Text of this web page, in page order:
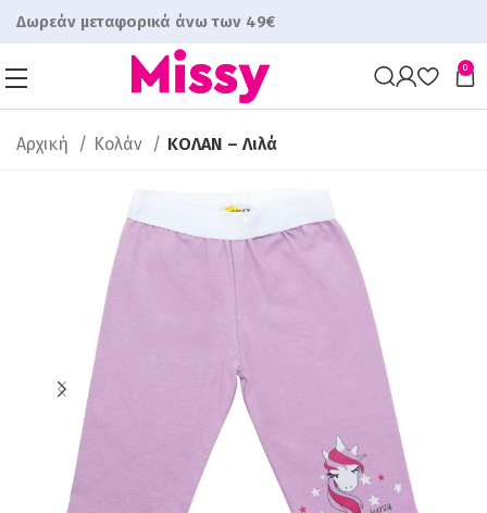
Δωρεάν μεταφορικά άνω των 49€
0
Αρχική Κολάν ΚΟΛΑΝ – Λιλά